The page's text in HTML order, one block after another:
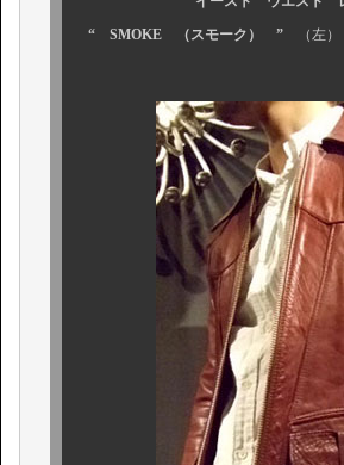
“ SMOKE （スモーク） ” （